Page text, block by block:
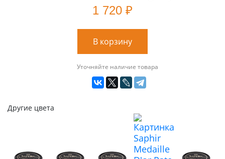
1 720 ₽
В корзину
Уточняйте наличие товара
Другие цвета